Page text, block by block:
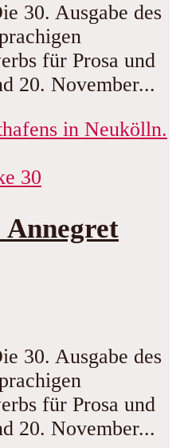
30. Ausgabe des
für Prosa und
20. November...
30
Annegret
30. Ausgabe des
für Prosa und
20. November...